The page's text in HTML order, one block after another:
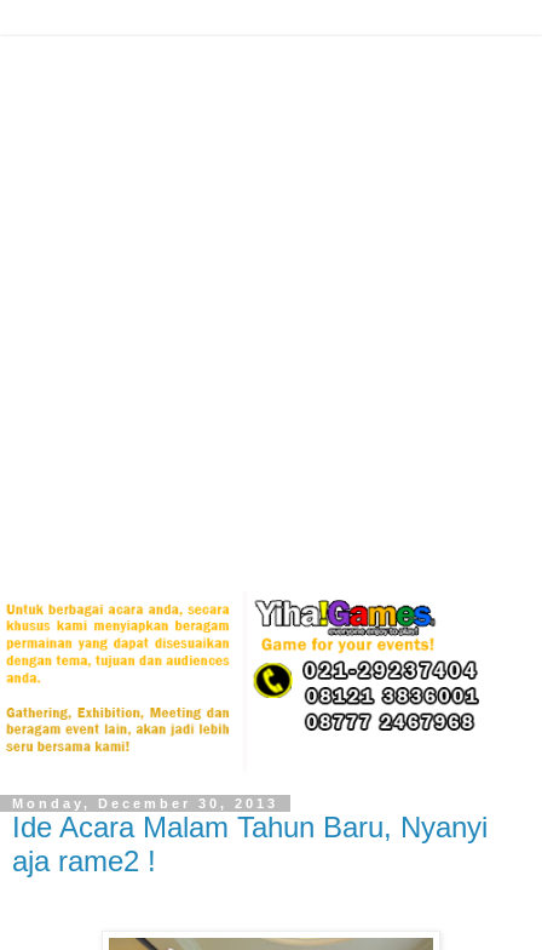
Monday, December 30, 2013
Ide Acara Malam Tahun Baru, Nyanyi
aja rame2 !